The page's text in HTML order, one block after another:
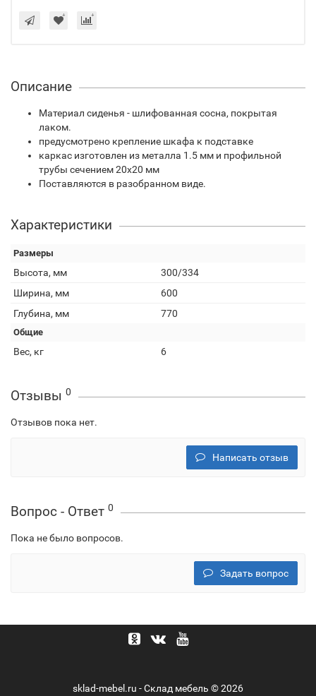
Описание
Материал сиденья - шлифованная сосна, покрытая
лаком.
предусмотрено крепление шкафа к подставке
каркас изготовлен из металла 1.5 мм и профильной
трубы сечением 20х20 мм
Поставляются в разобранном виде.
Характеристики
Размеры
Высота, мм
300/334
Ширина, мм
600
Глубина, мм
770
Общие
Вес, кг 6
Отзывы 0
Отзывов пока нет.
Написать отзыв
Вопрос - Ответ 0
Пока не было вопросов.
Задать вопрос
sklad-mebel.ru - Склад мебель © 2026